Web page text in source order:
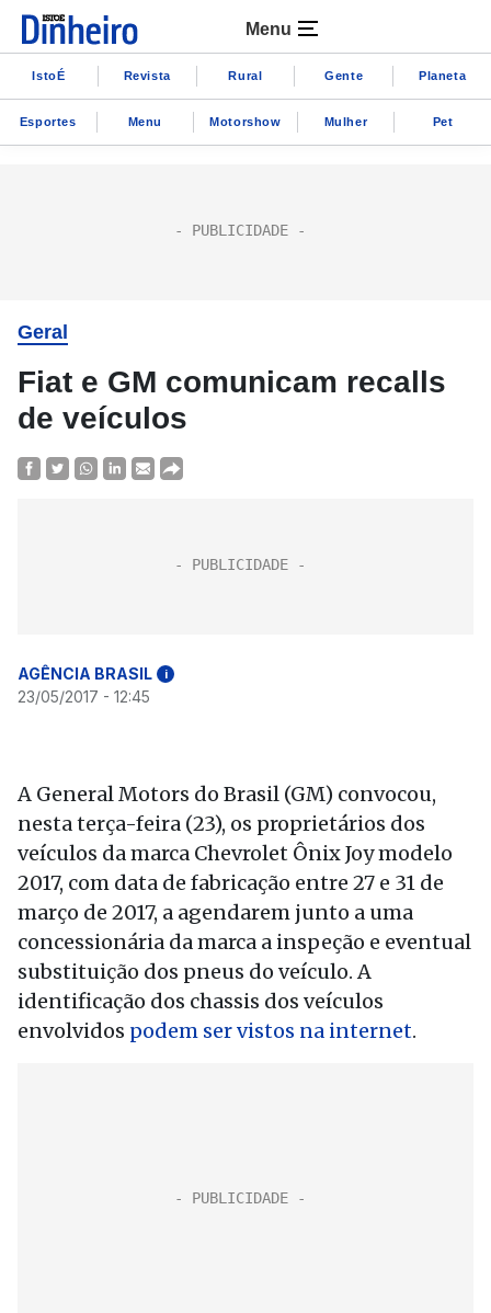
Menu
IstoÉ Revista Rural Gente Planeta
Esportes Menu Motorshow Mulher Pet
Geral
Fiat e GM comunicam recalls
de veículos
AGÊNCIA BRASIL i
23/05/2017 - 12:45
A General Motors do Brasil (GM) convocou,
nesta terça-feira (23), os proprietários dos
veículos da marca Chevrolet Ônix Joy modelo
2017, com data de fabricação entre 27 e 31 de
março de 2017, a agendarem junto a uma
concessionária da marca a inspeção e eventual
substituição dos pneus do veículo. A
identificação dos chassis dos veículos
envolvidos podem ser vistos na internet.